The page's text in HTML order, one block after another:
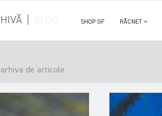
SHOP GF RĂCNET
de articole